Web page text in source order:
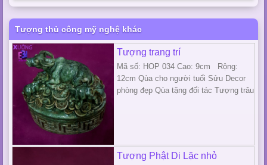
Tượng thủ công mỹ nghệ khác
Tượng trang trí
Mã số: HOP 034 Cao: 9cm Rộng:
12cm Qùa cho người tuổi Sửu Decor
phòng đẹp Qùa tặng đối tác Tượng trâu
Tượng Phật Di Lặc nhỏ